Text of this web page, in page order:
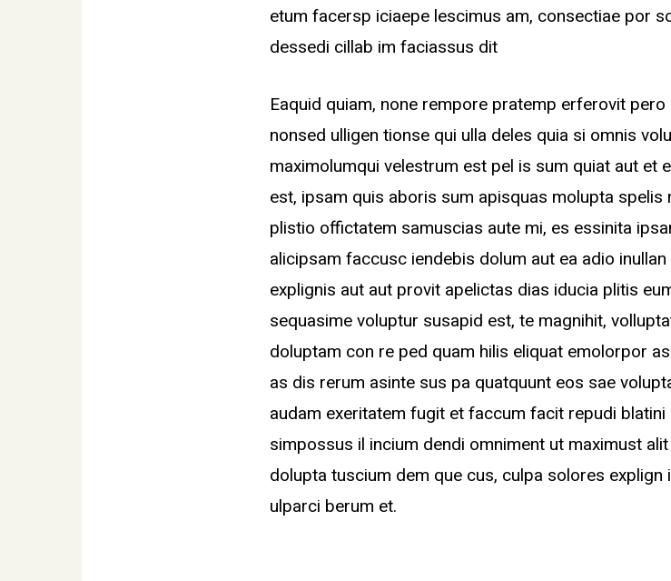
etum facersp iciaepe lescimus am, consectiae por
dessedi cillab im faciassus dit
Eaquid quiam, none rempore pratemp erferovit
nonsed ulligen tionse qui ulla deles quia si omnis
maximolumqui velestrum est pel is sum quiat aut et
est, ipsam quis aboris sum apisquas molupta
plistio offictatem samuscias aute mi, es essinita
alicipsam faccusc iendebis dolum aut ea adio
explignis aut aut provit apelictas dias iducia plitis
sequasime voluptur susapid est, te magnihit,
doluptam con re ped quam hilis eliquat emolorpor
as dis rerum asinte sus pa quatquunt eos sae
audam exeritatem fugit et faccum facit repudi
simpossus il incium dendi omniment ut maximust
dolupta tuscium dem que cus, culpa solores
ulparci berum et.